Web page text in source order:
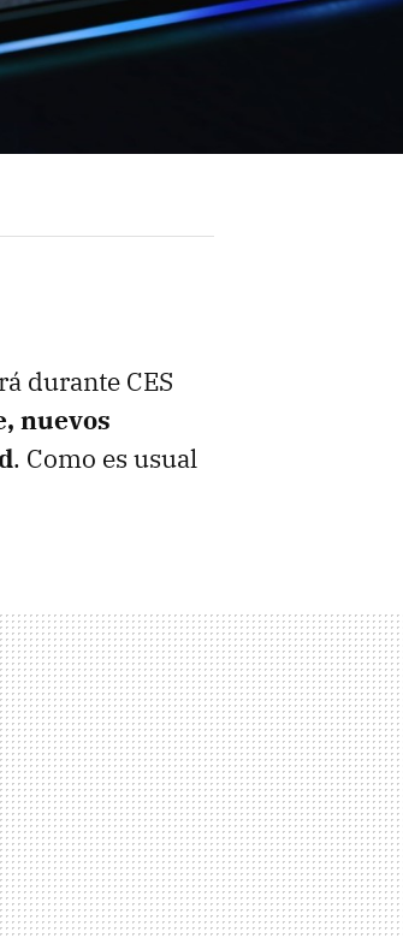
durante CES
nuevos
. Como es usual